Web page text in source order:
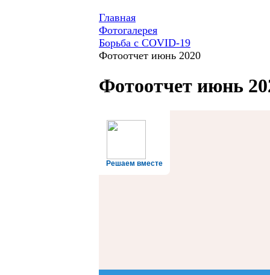
Главная
Фотогалерея
Борьба с COVID-19
Фотоотчет июнь 2020
Фотоотчет июнь
Решаем вместе